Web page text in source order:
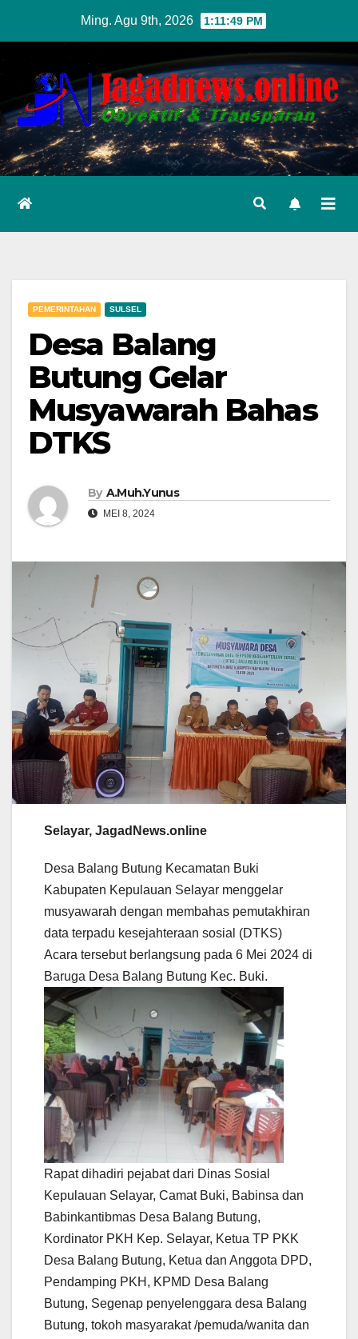
content
Ming. Agu 9th, 2026 1:11:50 PM
PEMERINTAHAN SULSEL
Desa Balang
Butung Gelar
Musyawarah Bahas
DTKS
By A.Muh.Yunus
MEI 8, 2024
Selayar, JagadNews.online
Desa Balang Butung Kecamatan Buki
Kabupaten Kepulauan Selayar menggelar
musyawarah dengan membahas pemutakhiran
data terpadu kesejahteraan sosial (DTKS)
Acara tersebut berlangsung pada 6 Mei 2024 di
Baruga Desa Balang Butung Kec. Buki.
Rapat dihadiri pejabat dari Dinas Sosial
Kepulauan Selayar, Camat Buki, Babinsa dan
Babinkantibmas Desa Balang Butung,
Kordinator PKH Kep. Selayar, Ketua TP PKK
Desa Balang Butung, Ketua dan Anggota DPD,
Pendamping PKH, KPMD Desa Balang
Butung, Segenap penyelenggara desa Balang
Butung, tokoh masyarakat /pemuda/wanita dan